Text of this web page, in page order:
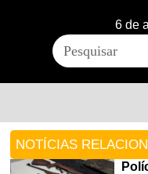
6 de
NOTÍCIAS